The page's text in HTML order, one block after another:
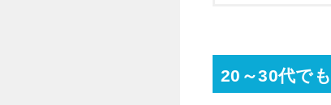
20～30代で